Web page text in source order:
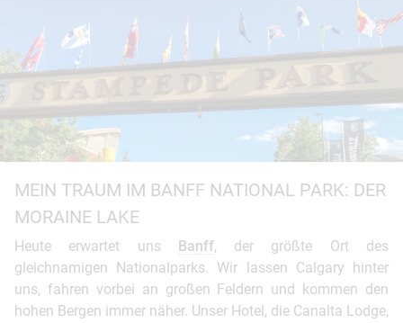
MEIN TRAUM IM BANFF NATIONAL PARK: DER
MORAINE LAKE
Heute erwartet uns Banff, der größte Ort des
gleichnamigen Nationalparks. Wir lassen Calgary hinter
uns, fahren vorbei an großen Feldern und kommen den
hohen Bergen immer näher. Unser Hotel, die Canalta Lodge,